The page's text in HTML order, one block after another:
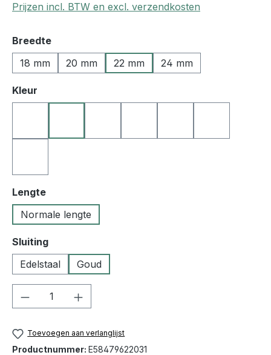
Prijzen incl. BTW en excl. verzendkosten
Selecteer
Breedte
18 mm
20 mm 22 mm 24 mm
Selecteer
Kleur
Selecteer
Lengte
Normale lengte
Selecteer
Sluiting
Edelstaal
Goud
Producthoeveelheid: Voer de
Toevoegen aan verlanglijst
Productnummer: E58479622031